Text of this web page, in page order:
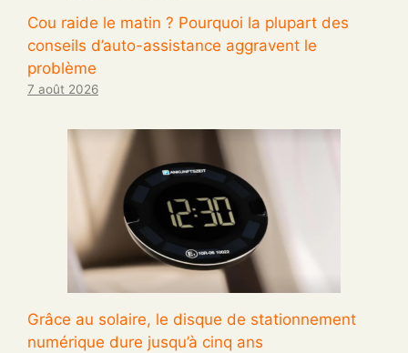
Cou raide le matin ? Pourquoi la plupart des
conseils d’auto-assistance aggravent le
problème
7 août 2026
Grâce au solaire, le disque de stationnement
numérique dure jusqu’à cinq ans